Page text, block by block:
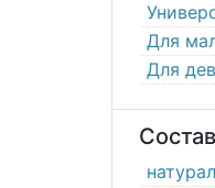
Для
Для
Состав